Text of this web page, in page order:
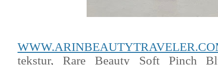
tekstur, Rare Beauty Soft Pinch